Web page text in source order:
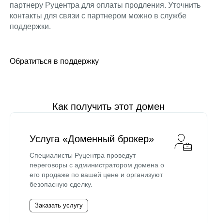
партнеру Руцентра для оплаты продления. Уточнить
контакты для связи с партнером можно в службе
поддержки.
Обратиться в поддержку
Как получить этот домен
Услуга «Доменный брокер»
Специалисты Руцентра проведут
переговоры с администратором домена о
его продаже по вашей цене и организуют
безопасную сделку.
Заказать услугу